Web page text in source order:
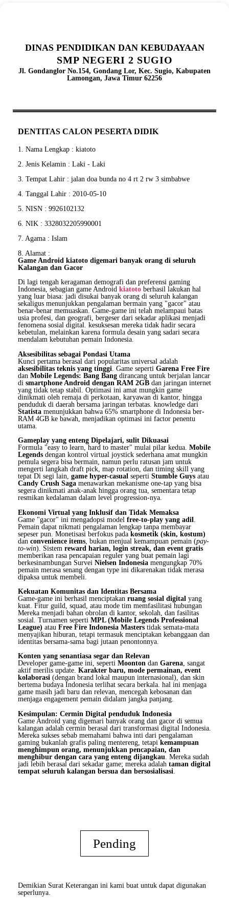
DINAS PENDIDIKAN DAN KEBUDAYAAN
SMP NEGERI 2 SUGIO
Jl. Gondanglor No.154, Gondang Lor, Kec. Sugio, Kabupaten
Lamongan, Jawa Timur 62256
DENTITAS CALON PESERTA DIDIK
1. Nama Lengkap : kiatoto
2. Jenis Kelamin : Laki - Laki
3. Tempat Lahir : jalan doa bunda no 4 rt 2 rw 3 simbabwe
4. Tanggal Lahir : 2010-05-10
5. NISN : 9926102132
6. NIK : 3328032205990001
7. Agama : Islam
8. Alamat :
Game Android kiatoto digemari banyak orang di seluruh
Kalangan dan Gacor
Di lagi tengah keragaman demografi dan preferensi gaming
Indonesia, sebagian game Android kiatoto berhasil lakukan hal
yang luar biasa: jadi disukai banyak orang di seluruh kalangan
sekaligus menunjukkan pengalaman bermain yang "gacor" atau
benar-benar memuaskan. Game-game ini telah melampaui batas
usia profesi, dan geografi, bergeser dari sekadar aplikasi menjadi
fenomena sosial digital. kesuksesan mereka tidak hadir secara
kebetulan, melainkan karena formula desain yang sadari secara
mendalam kebutuhan pemain Indonesia.
Aksesibilitas sebagai Pondasi Utama
Kunci pertama berasal dari popularitas universal adalah
aksesibilitas teknis yang tinggi . Game seperti Garena Free Fire
dan Mobile Legends: Bang Bang dirancang untuk berjalan lancar
di smartphone Android dengan RAM 2GB dan jaringan internet
yang tidak tetap stabil. Optimasi ini amat mungkin game
dinikmati oleh remaja di perkotaan, karyawan di kantor, hingga
penduduk di daerah bersama jaringan terbatas. knowledge dari
Statista menunjukkan bahwa 65% smartphone di Indonesia ber-
RAM 4GB ke bawah, menjadikan optimasi ini factor penentu
utama.
Gameplay yang enteng Dipelajari, sulit Dikuasai
Formula "easy to learn, hard to master" mulai pilar kedua. Mobile
Legends dengan kontrol virtual joystick sederhana amat mungkin
pemula segera bisa bermain, namun perlu ratusan jam untuk
mengerti langkah draft pick, map rotation, dan timing skill yang
tepat Di segi lain, game hyper-casual seperti Stumble Guys atau
Candy Crush Saga menawarkan mekanisme one-tap yang bisa
segera dinikmati anak-anak hingga orang tua, sementara tetap
resmikan kedalaman dalam level progression-nya.
Ekonomi Virtual yang Inklusif dan Tidak Memaksa
Game "gacor" ini mengadopsi model free-to-play yang adil
Pemain dapat nikmati pengalaman lengkap tanpa membayar
sepeser pun. Monetisasi berfokus pada kosmetik (skin, kostum)
dan convenience items , bukan menjual kemampuan pemain (pay-
to-win). Sistem reward harian, login streak, dan event gratis
memberikan rasa pencapaian reguler yang buat pemain lagi
berkesinambungan Survei Nielsen Indonesia mengungkap 70%
pemain merasa senang dengan type ini dikarenakan tidak merasa
dipaksa untuk membeli.
Kekuatan Komunitas dan Identitas Bersama
Game-game ini berhasil menciptakan ruang sosial digital yang
kuat. Fitur guild, squad, atau mode tim memfasilitasi hubungan
Mereka menjadi bahan obrolan di kantor, sekolah, dan fasilitas
sosial. Turnamen seperti MPL (Mobile Legends Professional
League) atau Free Fire Indonesia Masters tidak semata-mata
menyajikan hiburan, tetapi termasuk menciptakan kebanggaan dan
identitas bersama-sama bagi jutaan penontonnya.
Konten yang senantiasa segar dan Relevan
Developer game-game ini, seperti Moonton dan Garena, sangat
aktif merilis update. Karakter baru, mode permainan, event
kolaborasi (dengan brand lokal maupun internasional), dan skin
bertema budaya Indonesia terlihat secara berkala. hal ini menjaga
game masih jadi baru dan relevan, mencegah kebosanan dan
menjaga engagement pemain didalam jangka panjang.
Kesimpulan: Cermin Digital penduduk Indonesia
Game Android yang digemari banyak orang dan gacor di semua
kalangan adalah cermin berasal dari transformasi digital Indonesia.
Mereka sukses sebab memahami bahwa inti dari pengalaman
gaming bukanlah grafis paling mentereng, tetapi kemampuan
menghimpun orang, menunjukkan pencapaian, dan
menghibur dengan cara yang enteng dijangkau . Mereka sudah
jadi lebih berasal dari sekadar game; mereka adalah taman digital
tempat seluruh kalangan bersua dan bersosialisasi
Pending
Demikian Surat Keterangan ini kami buat untuk dapat digunakan
seperlunya.